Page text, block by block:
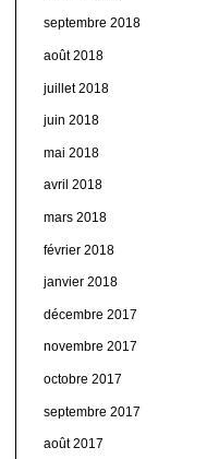
septembre 2018
août 2018
juillet 2018
juin 2018
mai 2018
avril 2018
mars 2018
février 2018
janvier 2018
décembre 2017
novembre 2017
octobre 2017
septembre 2017
août 2017